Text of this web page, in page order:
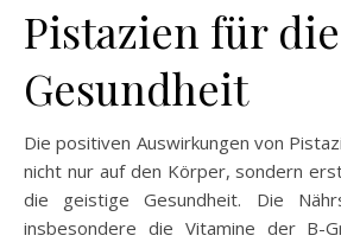
Pistazien für
Gesundheit
Die positiven Auswirkungen von
nicht nur auf den Körper, sondern
die geistige Gesundheit. Die
insbesondere die Vitamine der B-